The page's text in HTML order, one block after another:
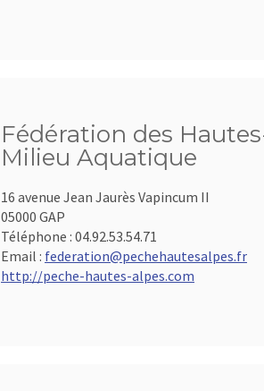
Fédération des
Milieu Aquatique
16 avenue Jean Jaurès Vapincum II
05000 GAP
Téléphone : 04.92.53.54.71
Email : federation@pechehautesalpes.fr
http://peche-hautes-alpes.com